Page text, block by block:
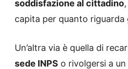
soddisfazione al cittadino
capita per quanto riguarda
Un’altra via è quella di
sede INPS o rivolgersi a